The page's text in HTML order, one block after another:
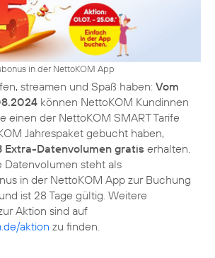
in der NettoKOM App
streamen und Spaß haben: Vom
können NettoKOM Kundinnen
einen der NettoKOM SMART Tarife
Jahrespaket gebucht haben,
Extra-Datenvolumen gratis erhalten.
Datenvolumen steht als
in der NettoKOM App zur Buchung
ist 28 Tage gültig. Weitere
Aktion sind auf
aktion zu finden.